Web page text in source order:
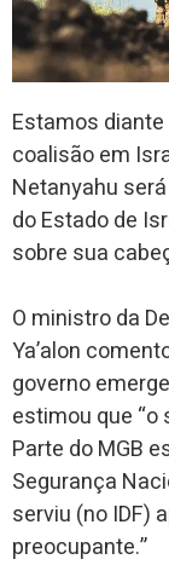
Estamos
coalisão em
Netanyahu
do Estado de
sobre sua
O ministro da
Ya’alon
governo
estimou que
Parte do MGB
Segurança
serviu (no IDF)
preocupante.”